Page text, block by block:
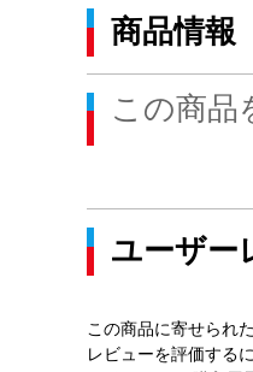
商品情報
この商品
ユーザー
この商品に寄せられ
レビューを評価する